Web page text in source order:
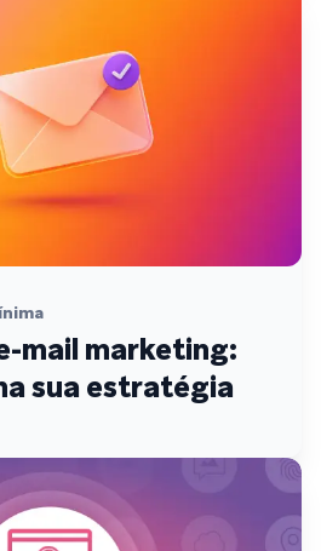
mail marketing:
sua estratégia